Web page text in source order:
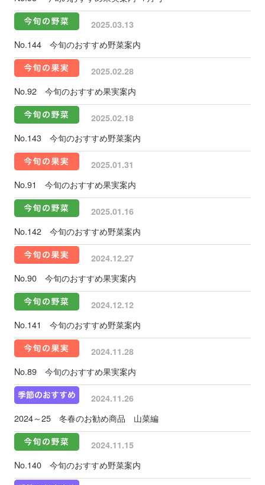
2025.03.13
No.144 今旬のおすすめ野菜案内
2025.02.28
No.92 今旬のおすすめ果実案内
2025.02.18
No.143 今旬のおすすめ野菜案内
2025.01.31
No.91 今旬のおすすめ果実案内
2025.01.16
No.142 今旬のおすすめ野菜案内
2024.12.27
No.90 今旬のおすすめ果実案内
2024.12.12
No.141 今旬のおすすめ野菜案内
2024.11.28
No.89 今旬のおすすめ果実案内
2024.11.26
2024～25 冬春のお勧め商品 山菜編
2024.11.15
No.140 今旬のおすすめ野菜案内